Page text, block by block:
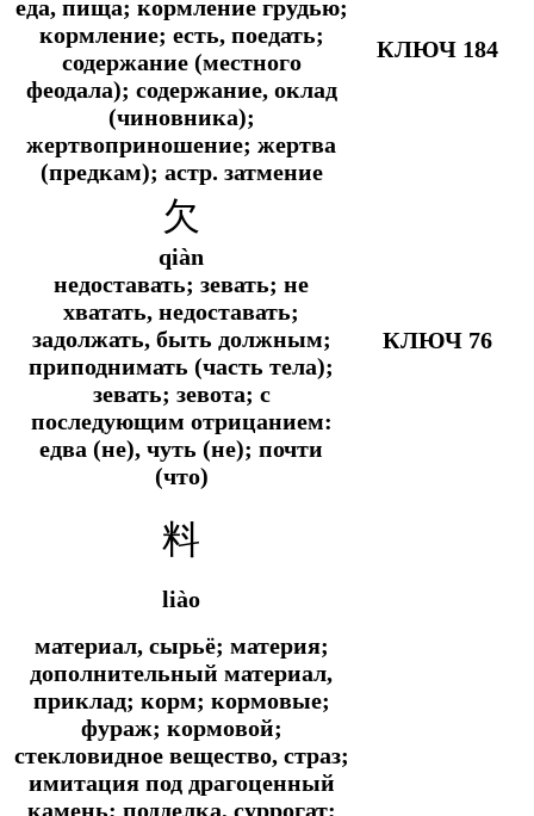
еда, пища; кормление грудью;
кормление; есть, поедать;
содержание (местного
феодала); содержание, оклад
(чиновника);
жертвоприношение; жертва
(предкам); астр. затмение
КЛЮЧ 184
欠
qiàn
недоставать; зевать; не
хватать, недоставать;
задолжать, быть должным;
приподнимать (часть тела);
зевать; зевота; с
последующим отрицанием:
едва (не), чуть (не); почти
(что)
КЛЮЧ 76
料
liào
материал, сырьё; материя;
дополнительный материал,
приклад; корм; кормовые;
фураж; кормовой;
стекловидное вещество, страз;
имитация под драгоценный
камень; подделка, суррогат;